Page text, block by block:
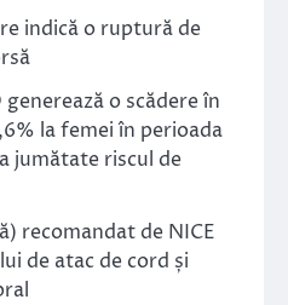
indică o ruptură de
o scădere în
la femei în perioada
jumătate riscul de
recomandat de NICE
de atac de cord și